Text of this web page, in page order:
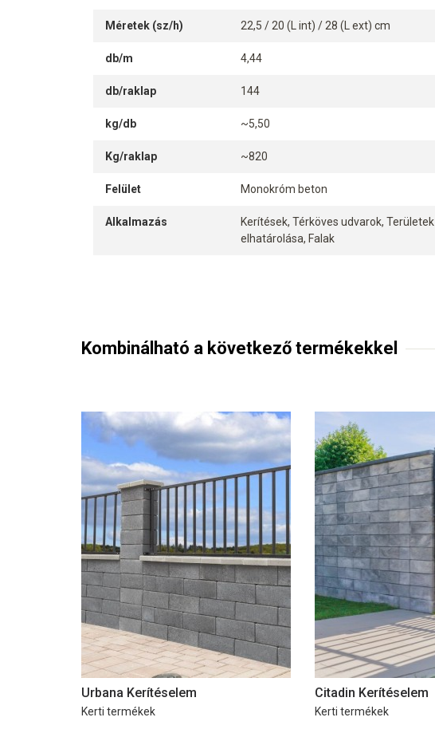
Méretek (sz/h) 22,5 / 20 (L int) / 28 (L ext) cm
db/m 4,44
db/raklap 144
kg/db ~5,50
Kg/raklap ~820
Felület Monokróm beton
Alkalmazás
Kerítések, Térköves udvarok, Területek
elhatárolása, Falak
Kombinálható a következő termékekkel
Urbana Kerítéselem
Kerti termékek
Citadin Kerítéselem
Kerti termékek